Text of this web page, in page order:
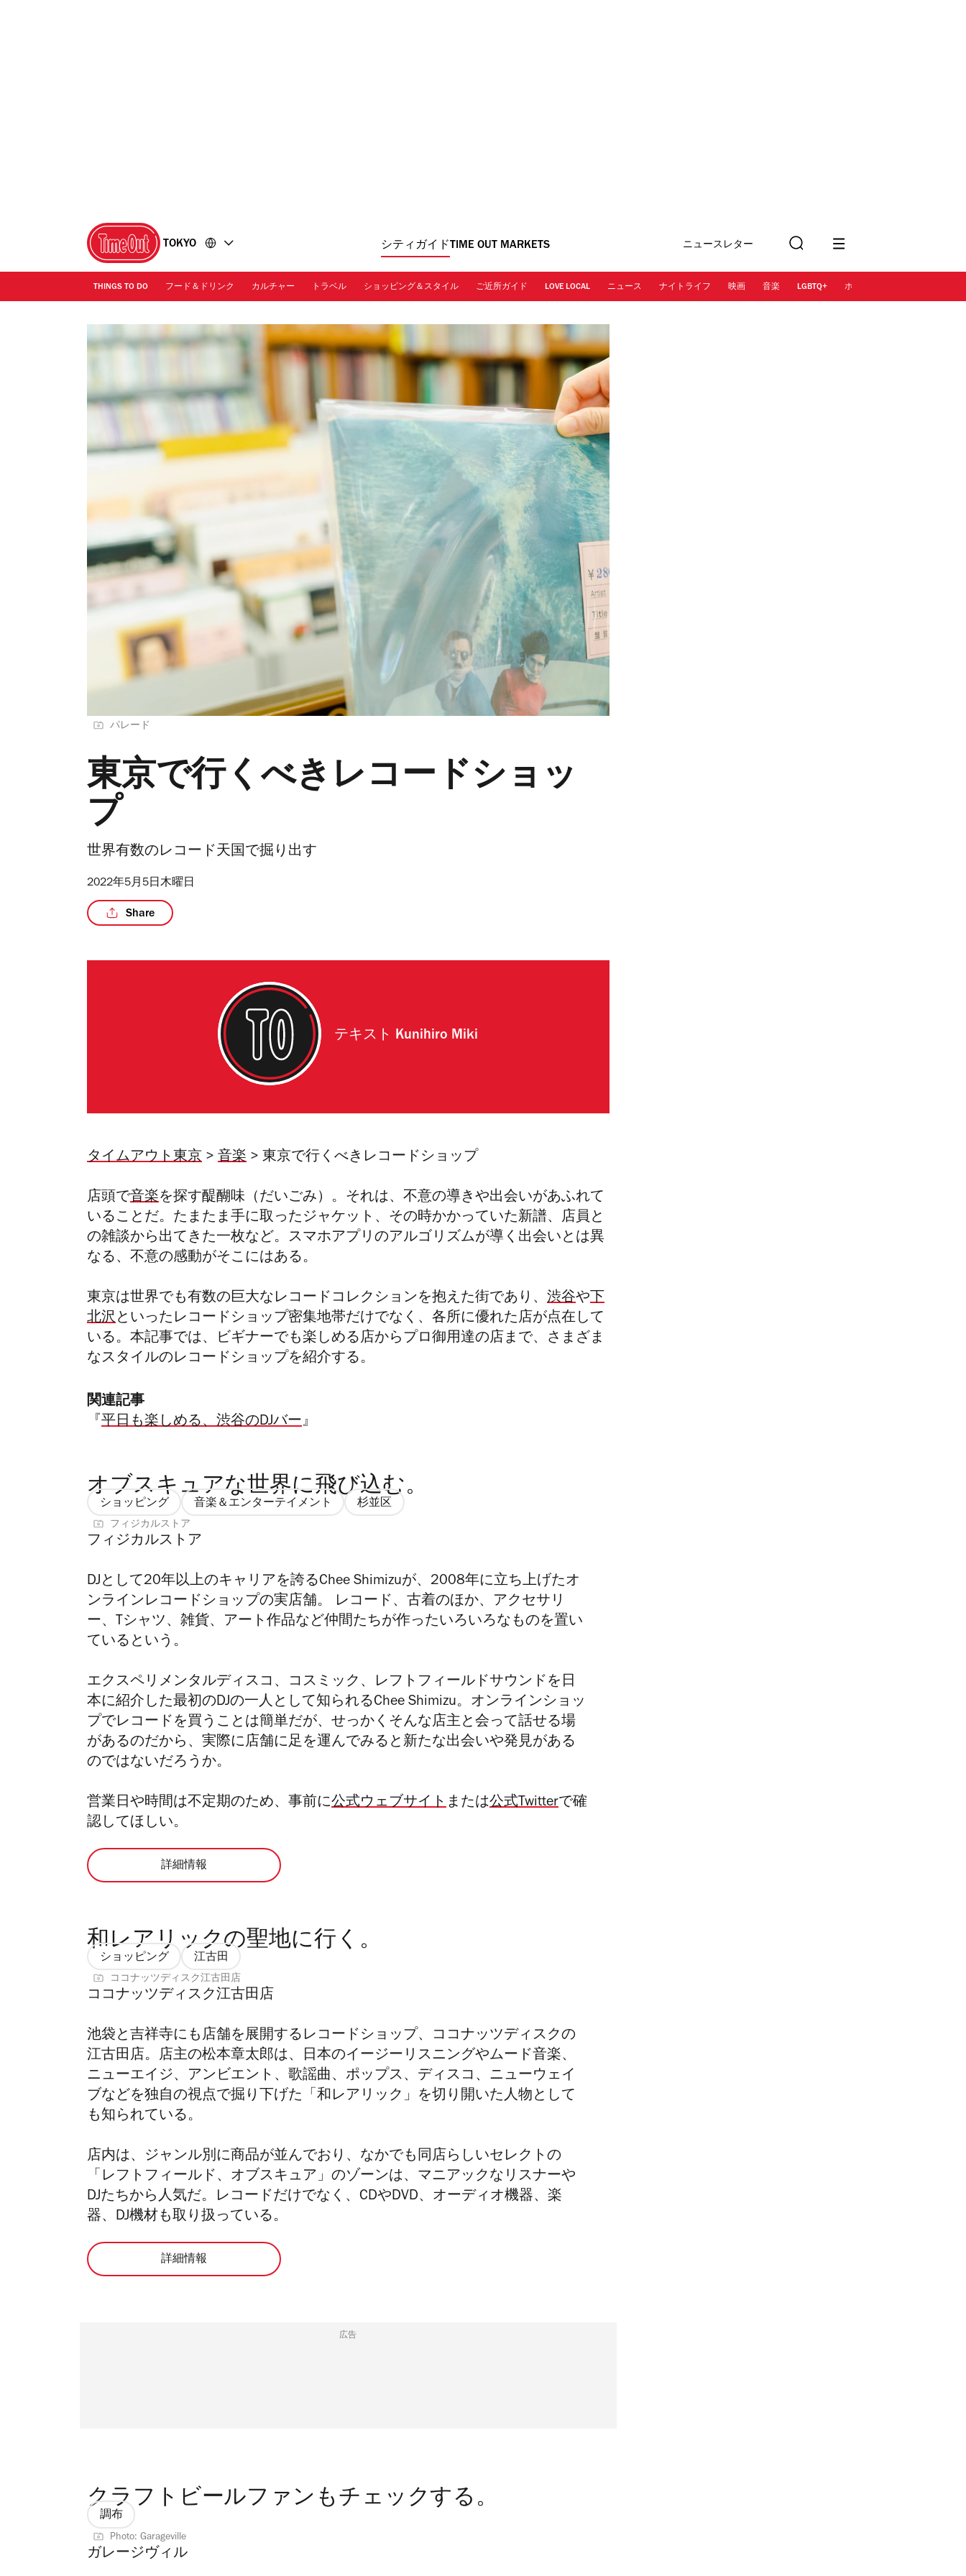
TOKYO シティガイド TIME OUT MARKETS ニュースレター
に登録
索
THINGS TO DO フード＆ドリンク カルチャー トラベル ショッピング＆スタイル ご近所ガイド LOVE LOCAL ニュース ナイトライフ 映画 音楽 LGBTQ+ ホテル
パレード
東京で行くべきレコードショッ
プ
世界有数のレコード天国で掘り出す
2022年5月5日木曜日
Share
テキスト Kunihiro Miki
タイムアウト東京 > 音楽 > 東京で行くべきレコードショップ
店頭で音楽を探す醍醐味（だいごみ）。それは、不意の導きや出会いがあふれて
いることだ。たまたま手に取ったジャケット、その時かかっていた新譜、店員と
の雑談から出てきた一枚など。スマホアプリのアルゴリズムが導く出会いとは異
なる、不意の感動がそこにはある。
東京は世界でも有数の巨大なレコードコレクションを抱えた街であり、 渋谷や下
北沢といったレコードショップ密集地帯だけでなく、各所に優れた店が点在して
いる。本記事では、ビギナーでも楽しめる店からプロ御用達の店まで、さまざま
なスタイルのレコードショップを紹介する。
関連記事
『 平日も楽しめる、渋谷のDJバー』
オブスキュアな世界に飛び込む。
ショッピング 音楽＆エンターテイメント 杉並区
フィジカルストア
フィジカルストア
DJとして20年以上のキャリアを誇るChee Shimizuが、2008年に立ち上げたオ
ンラインレコードショップの実店舗。 レコード、古着のほか、アクセサリ
ー、Tシャツ、雑貨、アート作品など仲間たちが作ったいろいろなものを置い
ているという。
エクスペリメンタルディスコ、コスミック、レフトフィールドサウンドを日
本に紹介した最初のDJの一人として知られるChee Shimizu。オンラインショッ
プでレコードを買うことは簡単だが、せっかくそんな店主と会って話せる場
があるのだから、実際に店舗に足を運んでみると新たな出会いや発見がある
のではないだろうか。
営業日や時間は不定期のため、事前に公式ウェブサイトまたは公式Twitter で確
認してほしい。
詳細情報
和レアリックの聖地に行く。
ショッピング 江古田
ココナッツディスク江古田店
ココナッツディスク江古田店
池袋と吉祥寺にも店舗を展開するレコードショップ、ココナッツディスクの
江古田店。店主の松本章太郎は、日本のイージーリスニングやムード音楽、
ニューエイジ、アンビエント、歌謡曲、ポップス、ディスコ、ニューウェイ
ブなどを独自の視点で掘り下げた「和レアリック」を切り開いた人物として
も知られている。
店内は、ジャンル別に商品が並んでおり、なかでも同店らしいセレクトの
「レフトフィールド、オブスキュア」のゾーンは、マニアックなリスナーや
DJたちから人気だ。レコードだけでなく、CDやDVD、オーディオ機器、楽
器、DJ機材も取り扱っている。
詳細情報
広告
クラフトビールファンもチェックする。
調布
Photo: Garageville
ガレージヴィル